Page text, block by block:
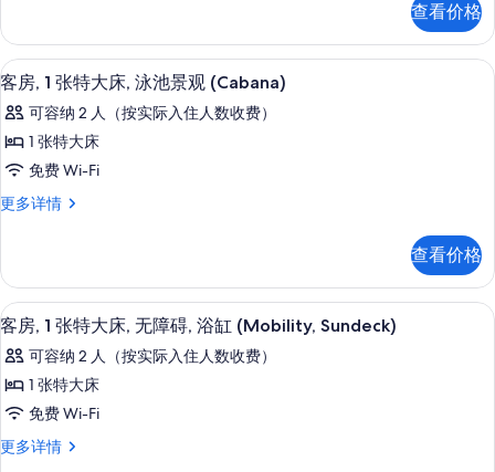
大
床,
阳
台
的
所
有
特
大
床,
台
更
信
息
查看价格
显
示
客
房,
张
大
床,
泳
池
景
观
(Cabana)
客房内保险箱、办公桌、笔记本电脑
5
客房, 1 张特大床, 泳池景观 (Cabana)
可容纳 2 人（按实际入住人数收费）
1 张特大床
免费 Wi-Fi
更多详情
客
特
大
床,
池
景
(Cabana)
更
多
查看价格
显
示
客
房,
张
客房内保险箱、办公桌、笔记本电脑
5
客房, 1 张特大床, 无障碍, 浴缸 (Mobility, Sundeck)
可容纳 2 人（按实际入住人数收费）
1 张特大床
免费 Wi-Fi
更多详情
客